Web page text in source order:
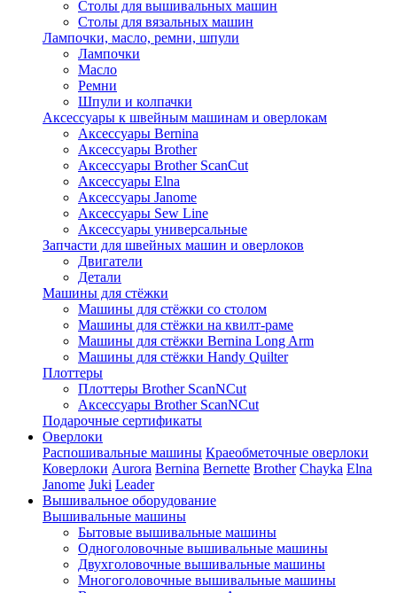
Столы для вышивальных машин
Столы для вязальных машин
Лампочки, масло, ремни, шпули
Лампочки
Масло
Ремни
Шпули и колпачки
Аксессуары к швейным машинам и оверлокам
Аксессуары Bernina
Аксессуары Brother
Аксессуары Brother ScanCut
Аксессуары Elna
Аксессуары Janome
Аксессуары Sew Line
Аксессуары универсальные
Запчасти для швейных машин и оверлоков
Двигатели
Детали
Машины для стёжки
Машины для стёжки со столом
Машины для стёжки на квилт-раме
Машины для стёжки Bernina Long Arm
Машины для стёжки Handy Quilter
Плоттеры
Плоттеры Brother ScanNCut
Аксессуары Brother ScanNCut
Подарочные сертификаты
Оверлоки
Распошивальные машины Краеобметочные оверлоки
Коверлоки Aurora Bernina Bernette Brother Chayka Elna
Janome Juki Leader
Вышивальное оборудование
Вышивальные машины
Бытовые вышивальные машины
Одноголовочные вышивальные машины
Двухголовочные вышивальные машины
Многоголовочные вышивальные машины